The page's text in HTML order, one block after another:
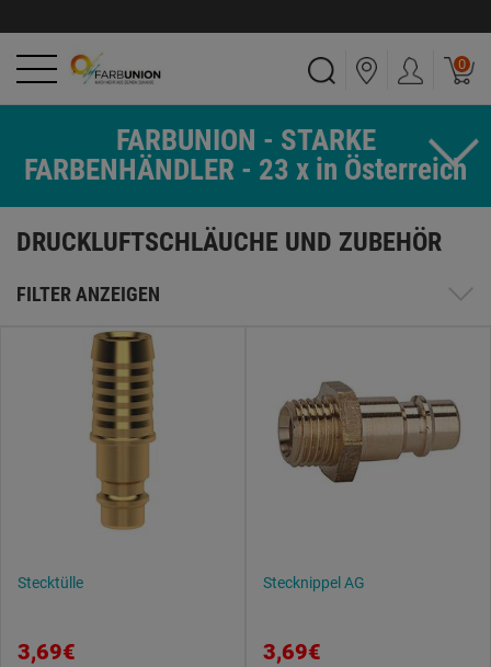
0
FARBUNION - STARKE
FARBENHÄNDLER - 23 x in Österreich
DRUCKLUFTSCHLÄUCHE UND ZUBEHÖR
FILTER ANZEIGEN
Stecktülle
3,69€
Stecknippel AG
3,69€